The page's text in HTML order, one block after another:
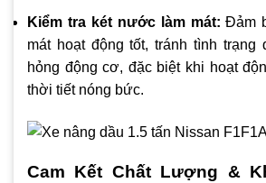
Kiểm tra két nước làm mát: Đảm
mát hoạt động tốt, tránh tình trạng
hỏng động cơ, đặc biệt khi hoạt
thời tiết nóng bức.
Cam Kết Chất Lượng &